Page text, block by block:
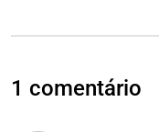
1 comentário